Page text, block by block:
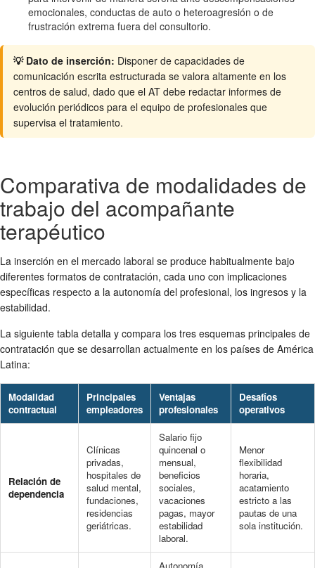
emocionales, conductas de auto o heteroagresión o de
frustración extrema fuera del consultorio.
💡 Dato de inserción: Disponer de capacidades de
comunicación escrita estructurada se valora altamente en los
centros de salud, dado que el AT debe redactar informes de
evolución periódicos para el equipo de profesionales que
supervisa el tratamiento.
Comparativa de modalidades de
trabajo del acompañante
terapéutico
La inserción en el mercado laboral se produce habitualmente bajo
diferentes formatos de contratación, cada uno con implicaciones
específicas respecto a la autonomía del profesional, los ingresos y la
estabilidad.
La siguiente tabla detalla y compara los tres esquemas principales de
contratación que se desarrollan actualmente en los países de América
Latina:
Modalidad
contractual
Principales
empleadores
Ventajas
profesionales
Desafíos
operativos
Relación de
dependencia
Clínicas
privadas,
hospitales de
salud mental,
fundaciones,
residencias
geriátricas.
Salario fijo
quincenal o
mensual,
beneficios
sociales,
vacaciones
pagas, mayor
estabilidad
laboral.
Menor
flexibilidad
horaria,
acatamiento
estricto a las
pautas de una
sola institución.